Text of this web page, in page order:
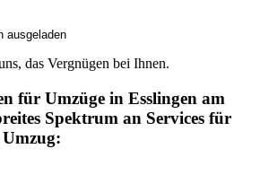
ausgeladen
das Vergnügen bei Ihnen.
für Umzüge in Esslingen am
Spektrum an Services für